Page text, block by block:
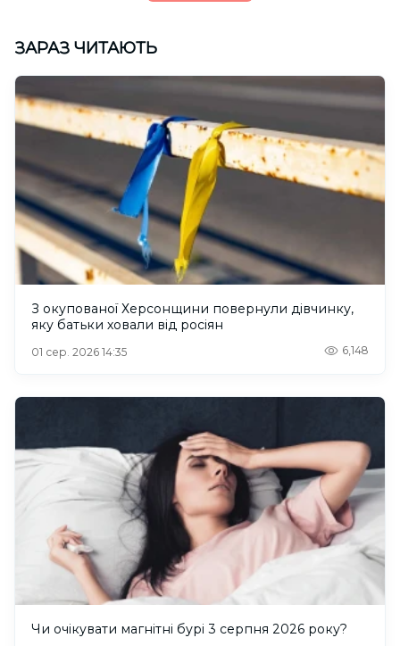
ЗАРАЗ ЧИТАЮТЬ
З окупованої Херсонщини повернули дівчинку,
яку батьки ховали від росіян
01 сер. 2026 14:35 6,148
Чи очікувати магнітні бурі 3 серпня 2026 року?